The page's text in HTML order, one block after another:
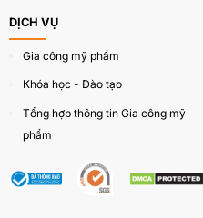
DỊCH VỤ
Gia công mỹ phẩm
Khóa học - Đào tạo
Tổng hợp thông tin Gia công mỹ
phẩm